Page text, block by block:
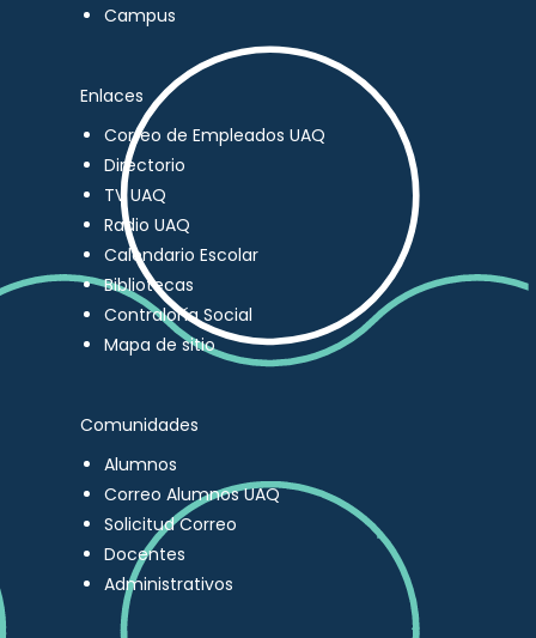
Campus
Enlaces
Correo de Empleados UAQ
Directorio
TV UAQ
Radio UAQ
Calendario Escolar
Bibliotecas
Contraloría Social
Mapa de sitio
Comunidades
Alumnos
Correo Alumnos UAQ
Solicitud Correo
Docentes
Administrativos